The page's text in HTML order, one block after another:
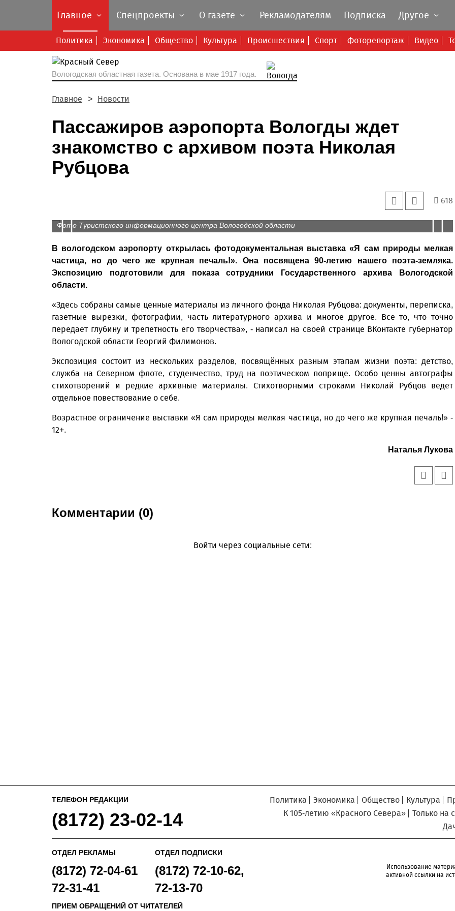
Главное
Политика Экономика Общество Культура Происшествия Спорт Фоторепортаж Видео
Спецпроекты О газете Рекламодателям Подписка Другое
Вологодская областная газета. Основана в мае 1917 года.
Главное Новости
Пассажиров аэропорта Вологды ждет
знакомство с архивом поэта Николая
Рубцова
618
Prev
Фото Туристского информационного центра Вологодской области
В вологодском аэропорту открылась фотодокументальная выставка «Я сам природы мелкая
частица, но до чего же крупная печаль!». Она посвящена 90-летию нашего поэта-земляка.
Экспозицию подготовили для показа сотрудники Государственного архива Вологодской
области.
«Здесь собраны самые ценные материалы из личного фонда Николая Рубцова: документы, переписка,
газетные вырезки, фотографии, часть литературного архива и многое другое. Все то, что точно
передает глубину и трепетность его творчества», - написал на своей странице ВКонтакте губернатор
Вологодской области Георгий Филимонов.
Экспозиция состоит из нескольких разделов, посвящённых разным этапам жизни поэта: детство,
служба на Северном флоте, студенчество, труд на поэтическом поприще. Особо ценны автографы
стихотворений и редкие архивные материалы. Стихотворными строками Николай Рубцов ведет
отдельное повествование о себе.
Возрастное ограничение выставки «Я сам природы мелкая частица, но до чего же крупная печаль!» -
12+.
Наталья Лукова
Комментарии (0)
Войти через социальные сети:
ТЕЛЕФОН РЕДАКЦИИ
(8172) 23-02-14
Политика Экономика Общество Культура
К 105-летию «Красного Севера»
Только на
ОТДЕЛ РЕКЛАМЫ
(8172) 72-04-61
72-31-41
ОТДЕЛ ПОДПИСКИ
(8172) 72-10-62,
72-13-70
ПРИЕМ ОБРАЩЕНИЙ ОТ ЧИТАТЕЛЕЙ
Использование
активной ссылки на